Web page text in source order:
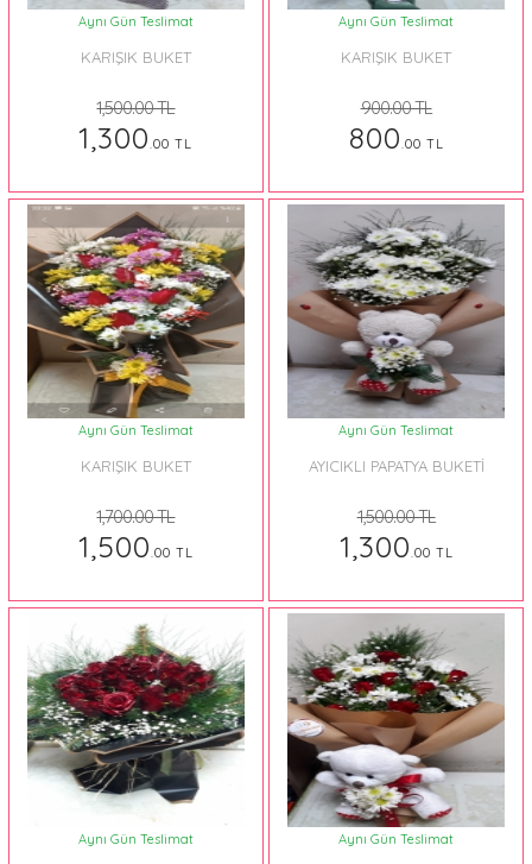
Aynı Gün Teslimat
KARIŞIK BUKET
1,500.00 TL
1,300.00 TL
Aynı Gün Teslimat
KARIŞIK BUKET
900.00 TL
800.00 TL
Aynı Gün Teslimat
KARIŞIK BUKET
1,700.00 TL
1,500.00 TL
Aynı Gün Teslimat
AYICIKLI PAPATYA BUKETİ
1,500.00 TL
1,300.00 TL
Aynı Gün Teslimat Aynı Gün Teslimat